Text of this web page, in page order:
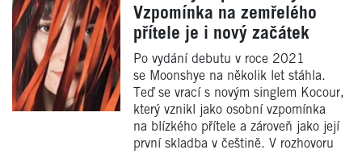
Vzpomínka na zemřelého
přítele je i nový začátek
Po vydání debutu v roce 2021
se Moonshye na několik let stáhla.
Teď se vrací s novým singlem Kocour,
který vznikl jako osobní vzpomínka
na blízkého přítele a zároveň jako její
první skladba v češtině. V rozhovoru